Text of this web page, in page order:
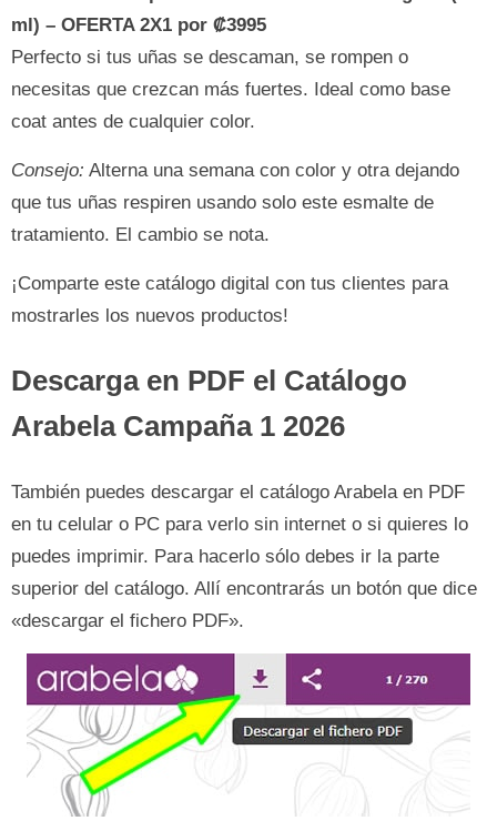
ml) – OFERTA 2X1 por ₡3995
Perfecto si tus uñas se descaman, se rompen o
necesitas que crezcan más fuertes. Ideal como base
coat antes de cualquier color.
Consejo: Alterna una semana con color y otra dejando
que tus uñas respiren usando solo este esmalte de
tratamiento. El cambio se nota.
¡Comparte este catálogo digital con tus clientes para
mostrarles los nuevos productos!
Descarga en PDF el Catálogo
Arabela Campaña 1 2026
También puedes descargar el catálogo Arabela en PDF
en tu celular o PC para verlo sin internet o si quieres lo
puedes imprimir. Para hacerlo sólo debes ir la parte
superior del catálogo. Allí encontrarás un botón que dice
«descargar el fichero PDF».